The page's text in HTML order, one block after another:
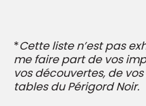
*Cette liste n’est pas
me faire part de vos
vos découvertes, de
tables du Périgord Noir.